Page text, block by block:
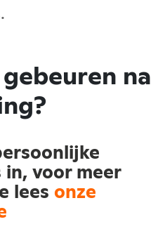
na
in, voor meer
lees onze